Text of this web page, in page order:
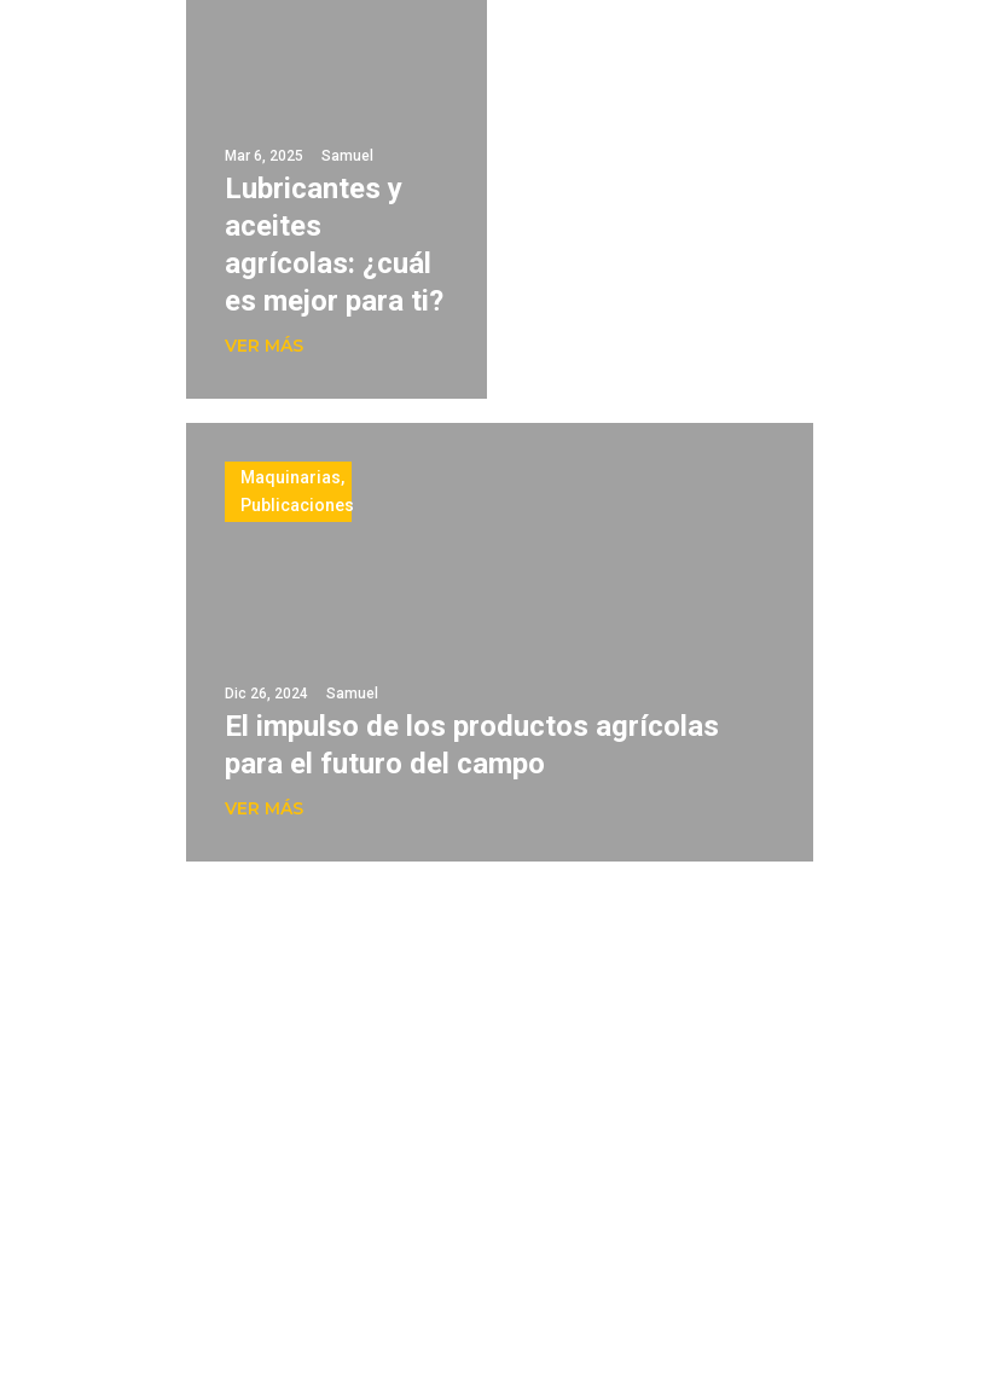
Mar 6, 2025 Samuel
Lubricantes y
aceites
agrícolas: ¿cuál
es mejor para ti?
VER MÁS
Maquinarias,
Publicaciones
Dic 26, 2024 Samuel
El impulso de los productos agrícolas
para el futuro del campo
VER MÁS